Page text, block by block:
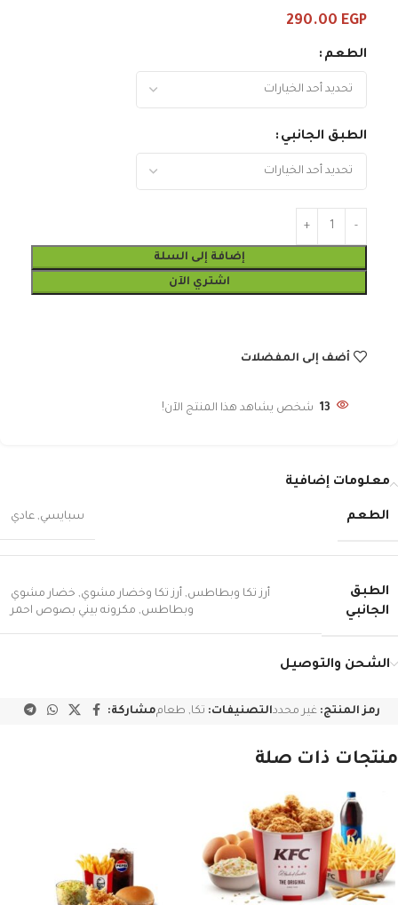
290.00 EGP
الطعم
الطبق الجانبي
إضافة إلى السلة
اشتري الآن
أضف إلى المفضلات
13 شخص يشاهد هذا المنتج الآن!
معلومات إضافية
الطعم سبايسي, عادي
الطبق
الجانبي
أرز تكا وبطاطس, أرز تكا وخضار مشوي, خضار مشوي
وبطاطس, مكرونه بيني بصوص احمر
الشحن والتوصيل
رمز المنتج:غير محددالتصنيفات: تكا, طعاممشاركة:
منتجات ذات صلة